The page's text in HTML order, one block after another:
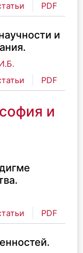
PDF
и
PDF
и
PDF